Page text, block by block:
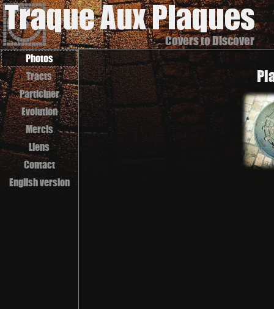
Covers to Discover
Photos
Tracts
Participer
Evolution
Mercis
Liens
Contact
English version